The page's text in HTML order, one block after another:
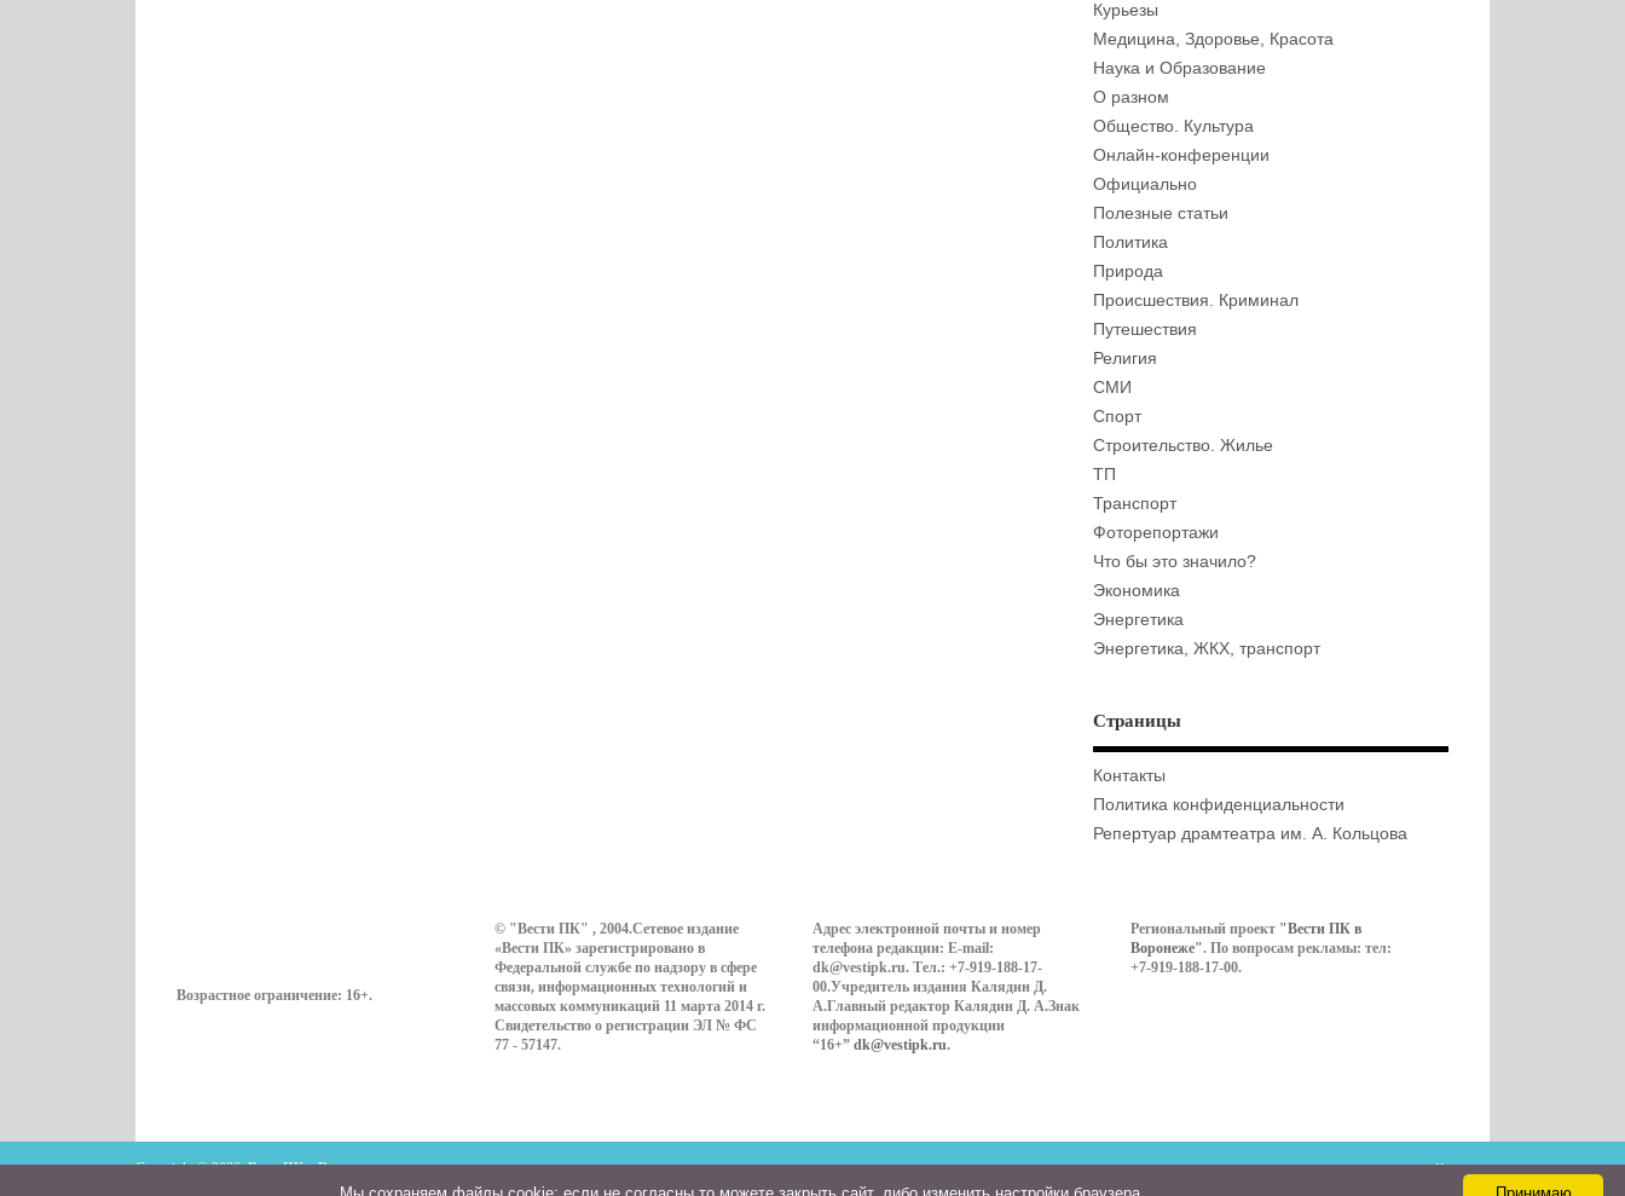
Курьезы
Медицина, Здоровье, Красота
Наука и Образование
О разном
Общество. Культура
Онлайн-конференции
Официально
Полезные статьи
Политика
Природа
Происшествия. Криминал
Путешествия
Религия
СМИ
Спорт
Строительство. Жилье
ТП
Транспорт
Фоторепортажи
Что бы это значило?
Экономика
Энергетика
Энергетика, ЖКХ, транспорт
Страницы
Контакты
Политика конфиденциальности
Репертуар драмтеатра им. А. Кольцова
Возрастное ограничение: 16+.
© "Вести ПК" , 2004.Сетевое издание
«Вести ПК» зарегистрировано в
Федеральной службе по надзору в сфере
связи, информационных технологий и
массовых коммуникаций 11 марта 2014 г.
Свидетельство о регистрации ЭЛ № ФС
77 - 57147.
Адрес электронной почты и номер
телефона редакции: E-mail:
dk@vestipk.ru. Тел.: +7-919-188-17-
00.Учредитель издания Калядин Д.
А.Главный редактор Калядин Д. А.Знак
информационной продукции
“16+” dk@vestipk.ru.
Региональный проект "Вести ПК в
Воронеже". По вопросам рекламы: тел:
+7-919-188-17-00.
Copyright © 2026. ВестиПК в Воронеже Контакты